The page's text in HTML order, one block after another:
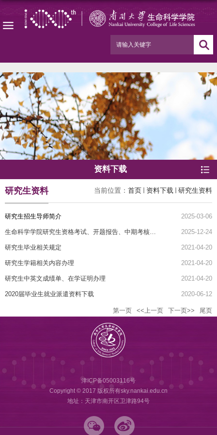
资料下载
当前位置： 首页 资料下载 研究生资料
研究生资料
研究生招生导师简介 2025-03-06
生命科学学院研究生资格考试、开题报告、中期考核实施细则 2025-12-24
研究生毕业相关规定 2021-04-20
研究生学籍相关内容办理 2021-04-20
研究生中英文成绩单、在学证明办理 2021-04-20
2020届毕业生就业派遣资料下载 2020-06-12
第一页 <<上一页 下一页>> 尾页
津ICP备05003116号
Copyright © 2017 版权所有sky.nankai.edu.cn
地址：天津市南开区卫津路94号